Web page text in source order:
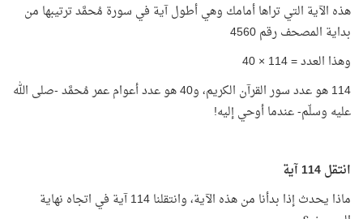
هذه الآية التي تراها أمامك وهي أطول آية في سورة مُحمَّد ترتيبها من
بداية المصحف رقم 4560
وهذا العدد = 114 × 40
114 هو عدد سور القرآن الكريم، و40 هو عدد أعوام عمر مُحمَّد -صلى الله
عليه وسلّم- عندما أوحي إليه!
انتقل 114 آية
ماذا يحدث إذا بدأنا من هذه الآية، وانتقلنا 114 آية في اتجاه نهاية